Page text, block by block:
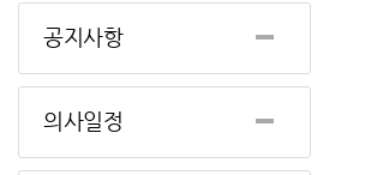
공지사항
의사일정